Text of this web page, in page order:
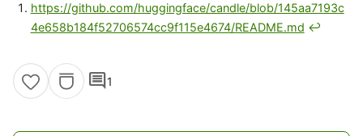
https://github.com/huggingface/candle/blob/145aa7193c
4e658b184f52706574cc9f115e4674/README.md ↩
comment1